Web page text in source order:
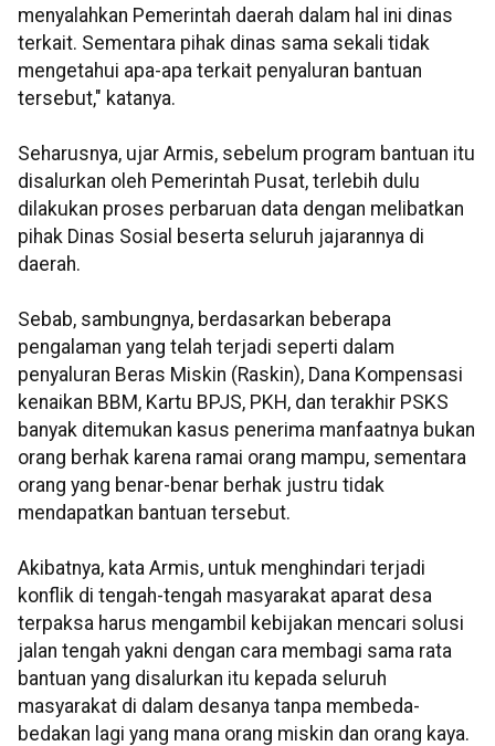
menyalahkan Pemerintah daerah dalam hal ini dinas
terkait. Sementara pihak dinas sama sekali tidak
mengetahui apa-apa terkait penyaluran bantuan
tersebut," katanya.
Seharusnya, ujar Armis, sebelum program bantuan itu
disalurkan oleh Pemerintah Pusat, terlebih dulu
dilakukan proses perbaruan data dengan melibatkan
pihak Dinas Sosial beserta seluruh jajarannya di
daerah.
Sebab, sambungnya, berdasarkan beberapa
pengalaman yang telah terjadi seperti dalam
penyaluran Beras Miskin (Raskin), Dana Kompensasi
kenaikan BBM, Kartu BPJS, PKH, dan terakhir PSKS
banyak ditemukan kasus penerima manfaatnya bukan
orang berhak karena ramai orang mampu, sementara
orang yang benar-benar berhak justru tidak
mendapatkan bantuan tersebut.
Akibatnya, kata Armis, untuk menghindari terjadi
konflik di tengah-tengah masyarakat aparat desa
terpaksa harus mengambil kebijakan mencari solusi
jalan tengah yakni dengan cara membagi sama rata
bantuan yang disalurkan itu kepada seluruh
masyarakat di dalam desanya tanpa membeda-
bedakan lagi yang mana orang miskin dan orang kaya.